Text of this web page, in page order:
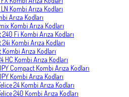
Kombi Arıza Kodları
Arıza Kodları
Kombi Arıza Kodları
240 Fi Kombi Arıza Kodları
Kombi Arıza Kodları
Arıza Kodları
HC Kombi Arıza Kodları
Compact Kombi Arıza Kodları
Kombi Arıza Kodları
24 Kombi Arıza Kodları
240 Kombi Arıza Kodları